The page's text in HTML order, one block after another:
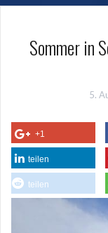
Sommer in
5.
+1
teilen
teilen